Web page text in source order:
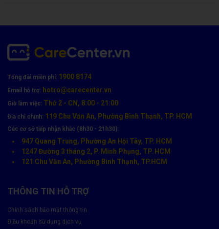
Tránh sử dụng laptop trên gối, đệm, bề mặt không thoát
Vệ sinh định kỳ 4 – 6 tháng/lần để loại bỏ bụi trong khe
Sử dụng đế tản nhiệt khi dùng lâu
Không để vật cản che khe thoát gió
Tổng đài miễn phí: 1900 8174
Email hỗ trợ: hotro@carecenter.vn
Giờ làm việc: Thứ 2 - CN, 8:00 - 21:00
Địa chỉ chính: 119 Chu Văn An, Phường Bình Thạnh, TP. HCM
Các cơ sở tiếp nhận khác (8h30 - 21h30):
947 Quang Trung, Phường An Hội Tây, TP. HCM
1247 Đường 3 tháng 2, P. Minh Phụng, TP. HCM
121 Chu Văn An, Phường Bình Thạnh, TP.HCM
THÔNG TIN HỖ TRỢ
Chính sách bảo mật thông tin
Điều khoản sử dụng dịch vụ